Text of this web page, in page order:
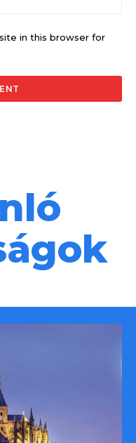
in this browser for